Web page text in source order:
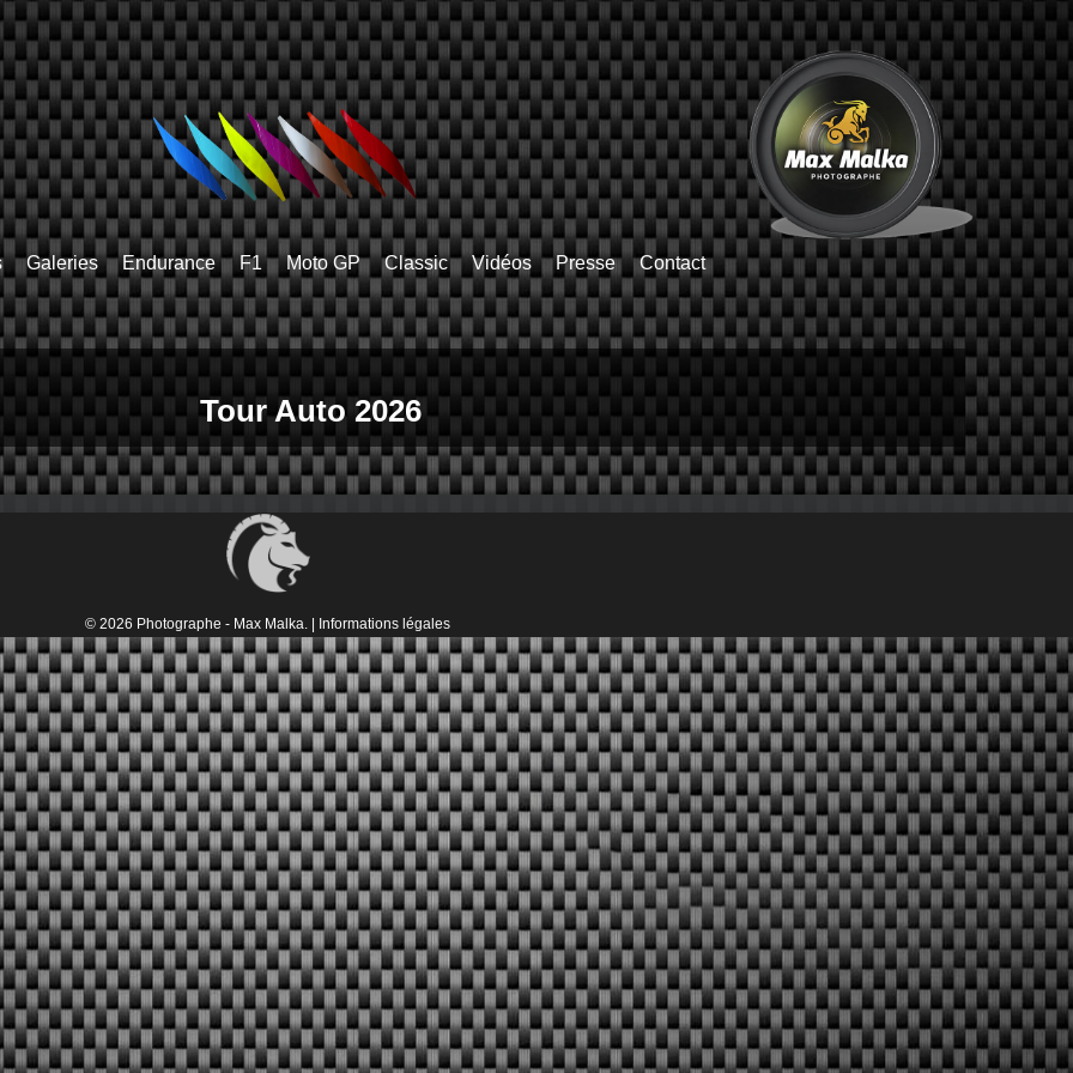
Galeries Endurance F1 Moto GP Classic Vidéos Presse Contact
Tour Auto 2026
© 2026 Photographe - Max Malka. | Informations légales